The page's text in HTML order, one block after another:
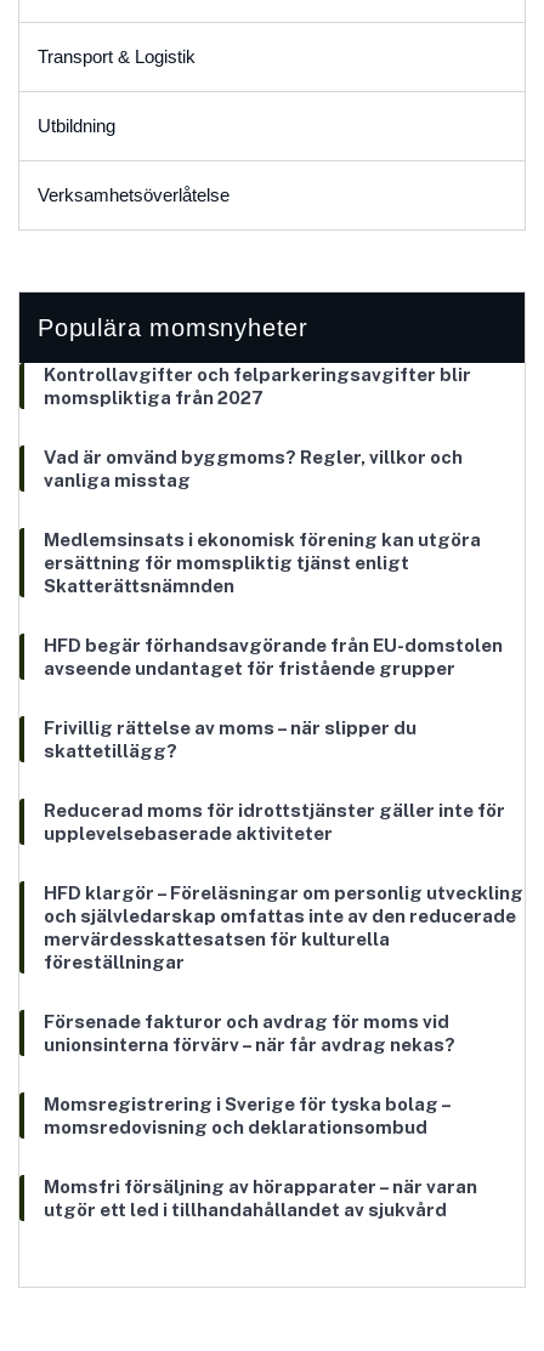
Transport & Logistik
Utbildning
Verksamhetsöverlåtelse
Populära momsnyheter
Kontrollavgifter och felparkeringsavgifter blir
momspliktiga från 2027
Vad är omvänd byggmoms? Regler, villkor och
vanliga misstag
Medlemsinsats i ekonomisk förening kan utgöra
ersättning för momspliktig tjänst enligt
Skatterättsnämnden
HFD begär förhandsavgörande från EU-domstolen
avseende undantaget för fristående grupper
Frivillig rättelse av moms – när slipper du
skattetillägg?
Reducerad moms för idrottstjänster gäller inte för
upplevelsebaserade aktiviteter
HFD klargör – Föreläsningar om personlig utveckling
och självledarskap omfattas inte av den reducerade
mervärdesskattesatsen för kulturella
föreställningar
Försenade fakturor och avdrag för moms vid
unionsinterna förvärv – när får avdrag nekas?
Momsregistrering i Sverige för tyska bolag –
momsredovisning och deklarationsombud
Momsfri försäljning av hörapparater – när varan
utgör ett led i tillhandahållandet av sjukvård